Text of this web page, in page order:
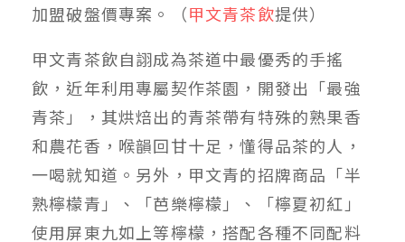
加盟破盤價專案。（甲文青茶飲提供）
甲文青茶飲自詡成為茶道中最優秀的手搖
飲，近年利用專屬契作茶園，開發出「最強
青茶」，其烘焙出的青茶帶有特殊的熟果香
和農花香，喉韻回甘十足，懂得品茶的人，
一喝就知道。另外，甲文青的招牌商品「半
熟檸檬青」、「芭樂檸檬」、「檸夏初紅」
使用屏東九如上等檸檬，搭配各種不同配料